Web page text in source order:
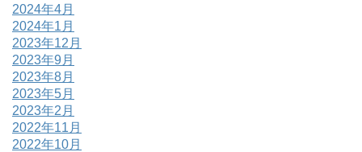
2024年4月
2024年1月
2023年12月
2023年9月
2023年8月
2023年5月
2023年2月
2022年11月
2022年10月